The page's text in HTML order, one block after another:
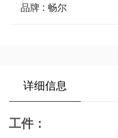
品牌 : 畅尔
详细信息
工件：